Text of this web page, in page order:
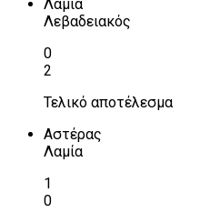
Λαμία
Λεβαδειακός
0
2
Τελικό αποτέλεσμα
Αστέρας
Λαμία
1
0